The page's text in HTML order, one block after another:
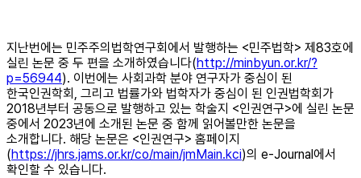
지난번에는 민주주의법학연구회에서 발행하는 <민주법학> 제83호에
실린 논문 중 두 편을 소개하였습니다(http://minbyun.or.kr/?
p=56944). 이번에는 사회과학 분야 연구자가 중심이 된
한국인권학회, 그리고 법률가와 법학자가 중심이 된 인권법학회가
2018년부터 공동으로 발행하고 있는 학술지 <인권연구>에 실린 논문
중에서 2023년에 소개된 논문 중 함께 읽어볼만한 논문을
소개합니다. 해당 논문은 <인권연구> 홈페이지
(https://jhrs.jams.or.kr/co/main/jmMain.kci)의 e-Journal에서
확인할 수 있습니다.